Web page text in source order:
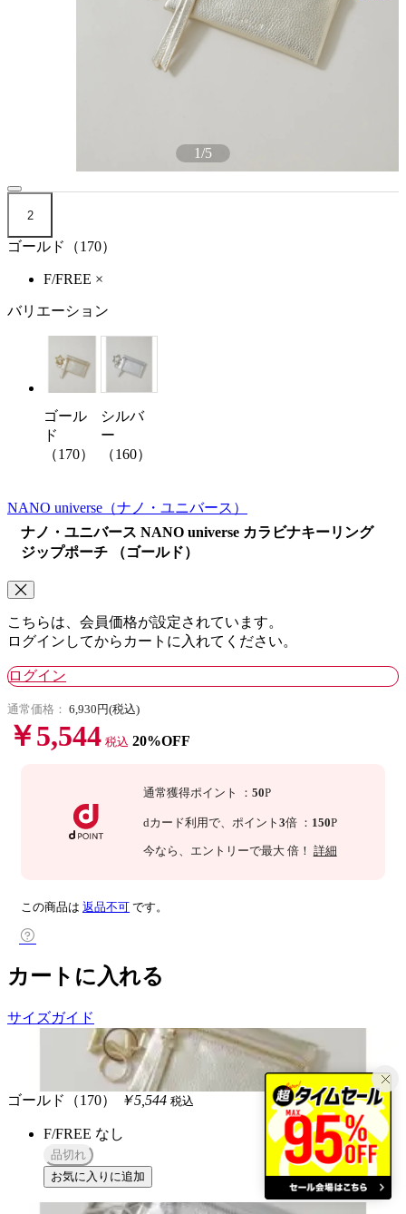
1/5
2
ゴールド（170）
F/FREE ×
バリエーション
ゴール
ド
（170）
シルバ
ー
（160）
NANO universe （ナノ・ユニバース）
ナノ・ユニバース NANO universe カラビナキーリング
ジップポーチ （ゴールド）
こちらは、会員価格が設定されています。
ログインしてからカートに入れてください。
ログイン
通常価格： 6,930円(税込)
￥5,544 税込 20%OFF
通常獲得ポイント ： 50P
dカード利用で、 ポイント 3倍 ： 150P
今なら 、エントリーで最大 倍！ 詳細
この商品は 返品不可 です。
カートに入れる
サイズガイド
ゴールド（170） ￥5,544 税込
F/FREE なし
品切れ
お気に入りに追加